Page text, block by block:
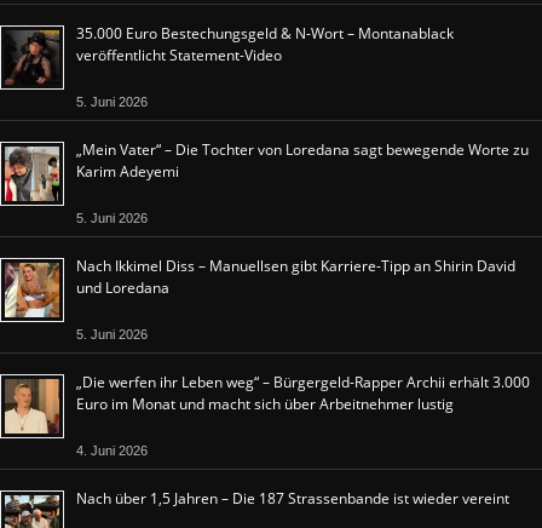
35.000 Euro Bestechungsgeld & N-Wort – Montanablack
veröffentlicht Statement-Video
5. Juni 2026
„Mein Vater“ – Die Tochter von Loredana sagt bewegende Worte zu
Karim Adeyemi
5. Juni 2026
Nach Ikkimel Diss – Manuellsen gibt Karriere-Tipp an Shirin David
und Loredana
5. Juni 2026
„Die werfen ihr Leben weg“ – Bürgergeld-Rapper Archii erhält 3.000
Euro im Monat und macht sich über Arbeitnehmer lustig
4. Juni 2026
Nach über 1,5 Jahren – Die 187 Strassenbande ist wieder vereint